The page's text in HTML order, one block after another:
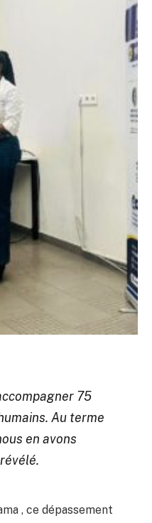
75
Au terme
en avons
, ce dépassement